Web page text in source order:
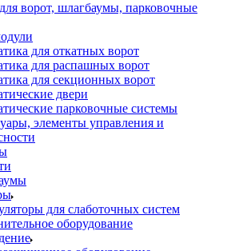
ворот, шлагбаумы, парковочные
для откатных ворот
для распашных ворот
для секционных ворот
двери
парковочные системы
элементы управления и
для слаботочных систем
оборудование